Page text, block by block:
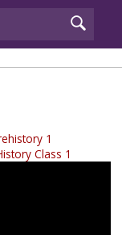
1
Class 1